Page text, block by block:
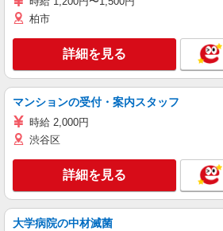
柏市
詳細を見る
マンションの受付・案内スタッフ
時給 2,000円
渋谷区
詳細を見る
大学病院の中材滅菌